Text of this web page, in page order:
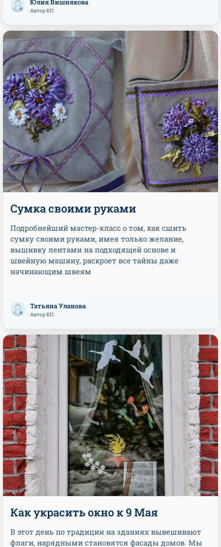
Юлия Вишнякова
Автор КП
Сумка своими руками
Подробнейший мастер-класс о том, как сшить
сумку своими руками, имея только желание,
вышивку лентами на подходящей основе и
швейную машину, раскроет все тайны даже
начинающим швеям
Татьяна Уланова
Автор КП
Как украсить окно к 9 Мая
В этот день по традиции на зданиях вывешивают
флаги, нарядными становятся фасады домов. Мы